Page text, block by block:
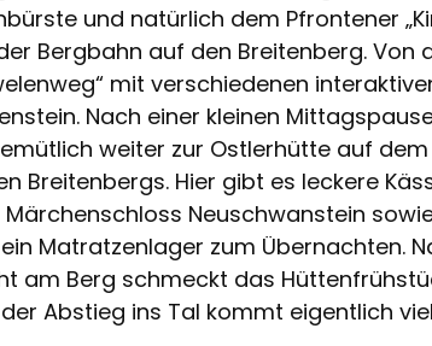
und natürlich dem Pfrontener
Bergbahn auf den Breitenberg. Von
mit verschiedenen
Nach einer kleinen
weiter zur Ostlerhütte auf dem
Breitenbergs. Hier gibt es leckere
Märchenschloss Neuschwanstein
Matratzenlager zum Übernachten.
am Berg schmeckt das
Abstieg ins Tal kommt eigentlich